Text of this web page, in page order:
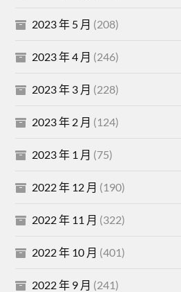
2023 年 5 月 (208)
2023 年 4 月 (246)
2023 年 3 月 (228)
2023 年 2 月 (124)
2023 年 1 月 (75)
2022 年 12 月 (190)
2022 年 11 月 (322)
2022 年 10 月 (401)
2022 年 9 月 (241)